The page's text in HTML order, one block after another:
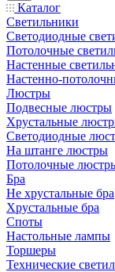
Каталог
Светильники
Светодиодные
Потолочные
Настенные
Настенно-
Люстры
Подвесные люстры
Хрустальные
Светодиодные
На штанге люстры
Потолочные
Бра
Не хрустальные бра
Хрустальные бра
Споты
Настольные лампы
Торшеры
Технические